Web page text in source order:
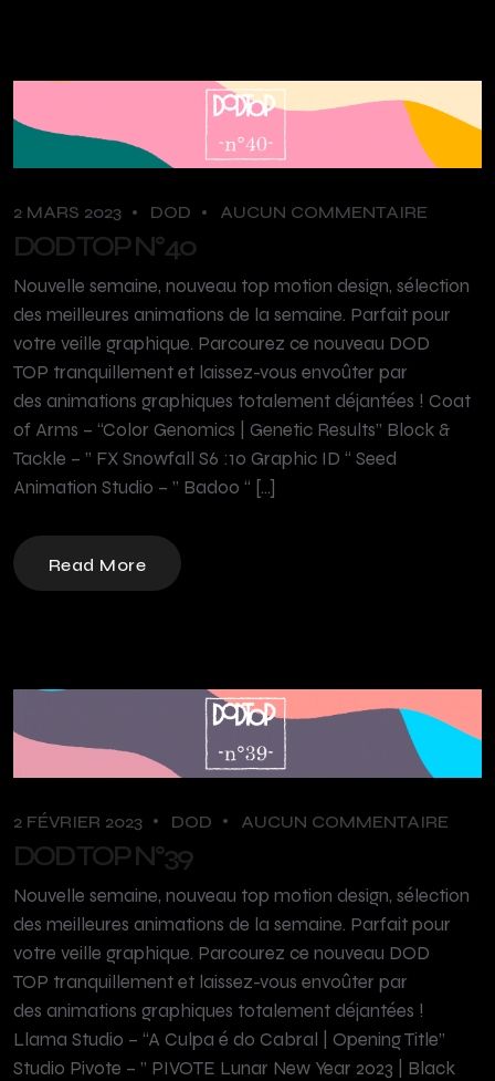
2 MARS 2023 DOD AUCUN COMMENTAIRE
DOD TOP N°40
Nouvelle semaine, nouveau top motion design, sélection
des meilleures animations de la semaine. Parfait pour
votre veille graphique. Parcourez ce nouveau DOD
TOP tranquillement et laissez-vous envoûter par
des animations graphiques totalement déjantées ! Coat
of Arms – “Color Genomics | Genetic Results” Block &
Tackle – ” FX Snowfall S6 :10 Graphic ID “ Seed
Animation Studio – ” Badoo “ […]
Read More
2 FÉVRIER 2023 DOD AUCUN COMMENTAIRE
DOD TOP N°39
Nouvelle semaine, nouveau top motion design, sélection
des meilleures animations de la semaine. Parfait pour
votre veille graphique. Parcourez ce nouveau DOD
TOP tranquillement et laissez-vous envoûter par
des animations graphiques totalement déjantées !
Llama Studio – “A Culpa é do Cabral | Opening Title”
Studio Pivote – ” PIVOTE Lunar New Year 2023 | Black